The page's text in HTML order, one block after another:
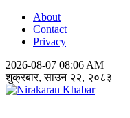
About
Contact
Privacy
2026-08-07 08:06 AM
शुक्रबार, साउन २२, २०८३